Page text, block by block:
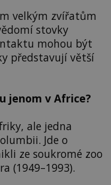
velkým zvířatům
stovky
mohou být
představují větší
jenom v Africe?
ale jedna
Jde o
ze soukromé zoo
(1949–1993).